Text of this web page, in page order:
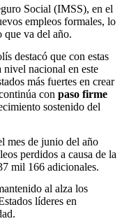
Social (IMSS), en el
empleos formales, lo
que va del año.
destacó que con estas
nivel nacional en este
más fuertes en crear
con paso firme
sostenido del
mes de junio del año
perdidos a causa de la
mil 166 adicionales.
al alza los
líderes en